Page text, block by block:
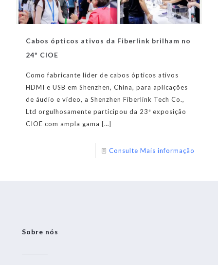
Cabos ópticos ativos da Fiberlink brilham no
24º CIOE
Como fabricante líder de cabos ópticos ativos
HDMI e USB em Shenzhen, China, para aplicações
de áudio e vídeo, a Shenzhen Fiberlink Tech Co.,
Ltd orgulhosamente participou da 23ª exposição
CIOE com ampla gama […]
Consulte Mais informação
Sobre nós